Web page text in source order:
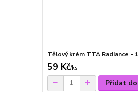
Tělový krém TTA Radiance -
59 Kč/ks
Přidat